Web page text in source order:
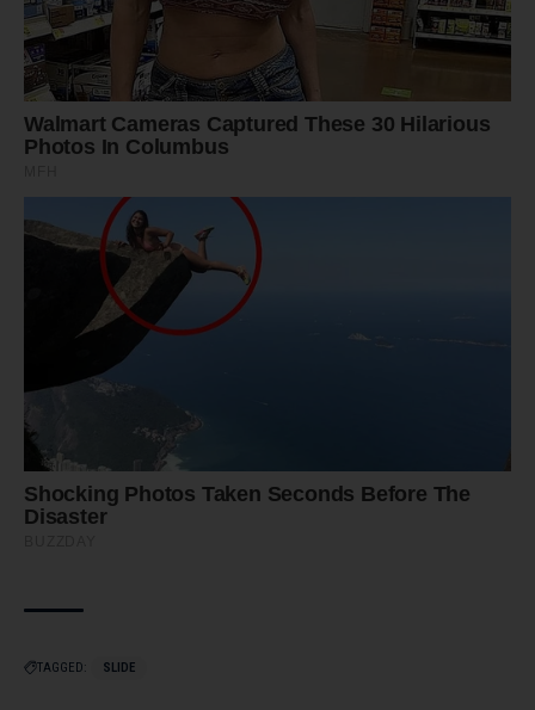
TAGGED: SLIDE